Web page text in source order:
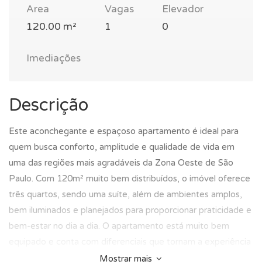
Area
120.00 m²
Vagas
1
Elevador
0
Imediações
Descrição
Este aconchegante e espaçoso apartamento é ideal para
quem busca conforto, amplitude e qualidade de vida em
uma das regiões mais agradáveis da Zona Oeste de São
Paulo. Com 120m² muito bem distribuídos, o imóvel oferece
três quartos, sendo uma suíte, além de ambientes amplos,
bem iluminados e planejados para proporcionar praticidade e
bem-estar no dia a dia. O apartamento está muito bem
de morar ainda mais especial, como banheira de
Mostrar mais